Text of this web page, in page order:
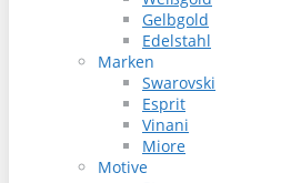
Gelbgold
Edelstahl
Marken
Swarovski
Esprit
Vinani
Miore
Motive